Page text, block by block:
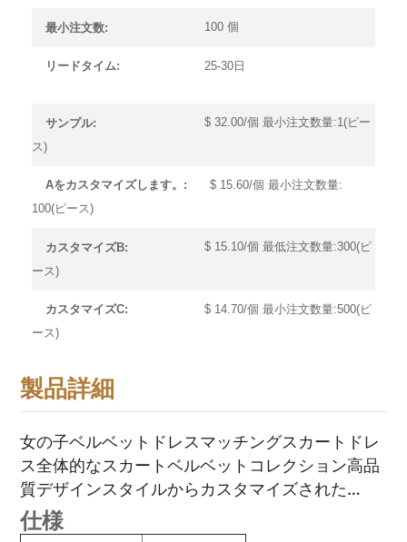
最小注文数: 100 個
リードタイム: 25-30日
サンプル:
$ 32.00/個 最小注文数量:1(ピー
ス)
Aをカスタマイズします。:
$ 15.60/個 最小注文数量:
100(ピース)
カスタマイズB:
$ 15.10/個 最低注文数量:300(ピ
ース)
カスタマイズC:
$ 14.70/個 最小注文数量:500(ピ
ース)
製品詳細
女の子ベルベットドレスマッチングスカートドレ
ス全体的なスカートベルベットコレクション高品
質デザインスタイルからカスタマイズされた
Gaoteng Company
仕様